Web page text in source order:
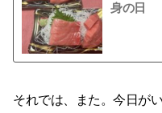
身の日
それでは、また。今日が